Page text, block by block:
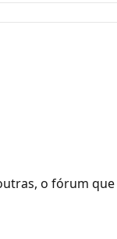
o fórum